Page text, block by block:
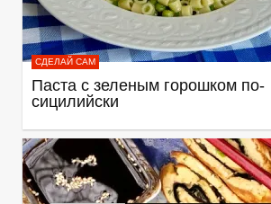
СДЕЛАЙ САМ
Паста с зеленым горошком по-
сицилийски